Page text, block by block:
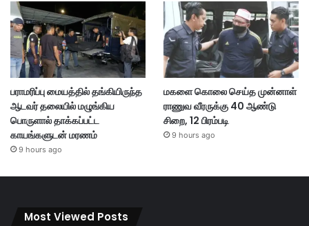
பராமரிப்பு மையத்தில் தங்கியிருந்த
ஆடவர் தலையில் மழுங்கிய
பொருளால் தாக்கப்பட்ட
காயங்களுடன் மரணம்
9 hours ago
மகளை கொலை செய்த முன்னாள்
ராணுவ வீரருக்கு 40 ஆண்டு
சிறை, 12 பிரம்படி
9 hours ago
Most Viewed Posts